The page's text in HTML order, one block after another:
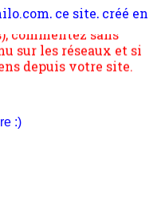
a rendu compte de
compte d'une
philosophiques
du Surpli, omme la
impasses
grand nombre de
commentez sans
sur les réseaux et si
depuis votre site.
:)